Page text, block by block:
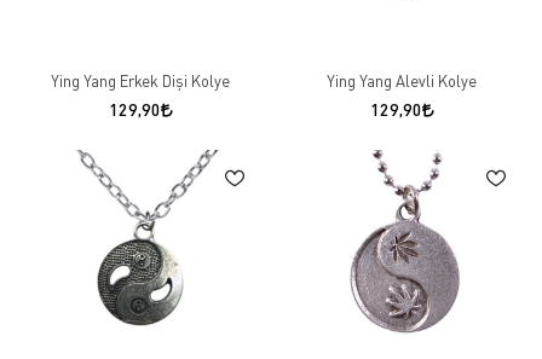
Ying Yang Erkek Dişi Kolye
129,90
Ying Yang Alevli Kolye
129,90